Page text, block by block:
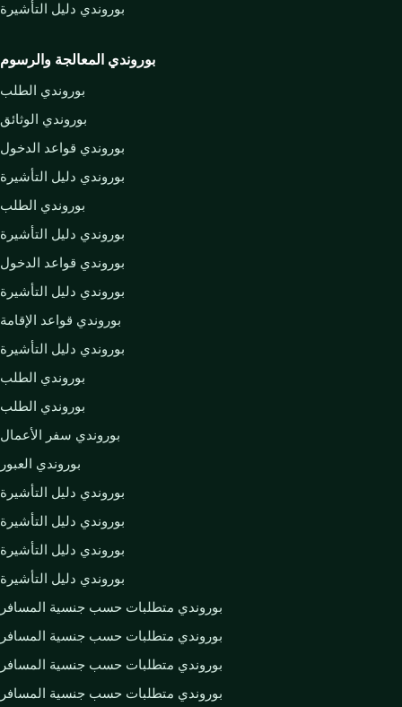
بوروندي دليل التأشيرة
بوروندي المعالجة والرسوم
بوروندي الطلب
بوروندي الوثائق
بوروندي قواعد الدخول
بوروندي دليل التأشيرة
بوروندي الطلب
بوروندي دليل التأشيرة
بوروندي قواعد الدخول
بوروندي دليل التأشيرة
بوروندي قواعد الإقامة
بوروندي دليل التأشيرة
بوروندي الطلب
بوروندي الطلب
بوروندي سفر الأعمال
بوروندي العبور
بوروندي دليل التأشيرة
بوروندي دليل التأشيرة
بوروندي دليل التأشيرة
بوروندي دليل التأشيرة
بوروندي متطلبات حسب جنسية المسافر
بوروندي متطلبات حسب جنسية المسافر
بوروندي متطلبات حسب جنسية المسافر
بوروندي متطلبات حسب جنسية المسافر